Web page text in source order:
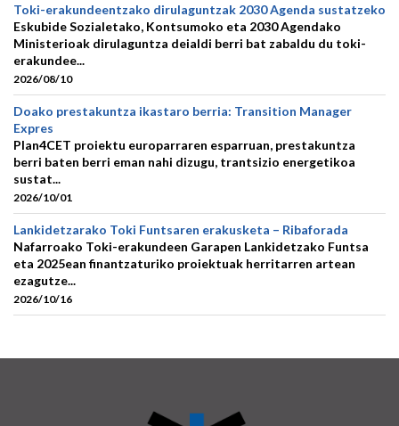
Toki-erakundeentzako dirulaguntzak 2030 Agenda sustatzeko
Eskubide Sozialetako, Kontsumoko eta 2030 Agendako
Ministerioak dirulaguntza deialdi berri bat zabaldu du toki-
erakundee...
2026/08/10
Doako prestakuntza ikastaro berria: Transition Manager
Expres
Plan4CET proiektu europarraren esparruan, prestakuntza
berri baten berri eman nahi dizugu, trantsizio energetikoa
sustat...
2026/10/01
Lankidetzarako Toki Funtsaren erakusketa – Ribaforada
Nafarroako Toki-erakundeen Garapen Lankidetzako Funtsa
eta 2025ean finantzaturiko proiektuak herritarren artean
ezagutze...
2026/10/16